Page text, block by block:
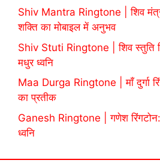
Shiv Mantra Ringtone | शिव मंत्र
शक्ति का मोबाइल में अनुभव
Shiv Stuti Ringtone | शिव स्तुति
मधुर ध्वनि
Maa Durga Ringtone | माँ दुर्गा
का प्रतीक
Ganesh Ringtone | गणेश
ध्वनि